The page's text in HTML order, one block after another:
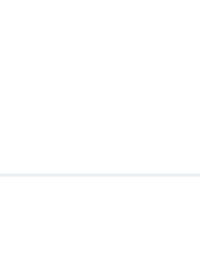
行った時、とても
的だったから」